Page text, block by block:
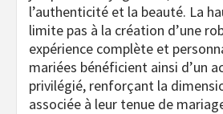
l’authenticité et la beauté. La
limite pas à la création d’une
expérience complète et
mariées bénéficient ainsi d’un
privilégié, renforçant la
associée à leur tenue de